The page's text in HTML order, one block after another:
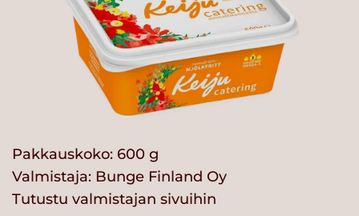
Pakkauskoko: 600 g
Valmistaja: Bunge Finland Oy
Tutustu valmistajan sivuihin